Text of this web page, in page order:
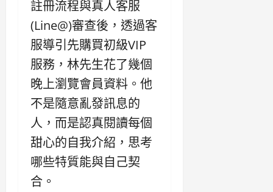
註冊流程與真人客服
(Line@)審查後，透過客
服導引先購買初級VIP
服務，林先生花了幾個
晚上瀏覽會員資料。他
不是隨意亂發訊息的
人，而是認真閱讀每個
甜心的自我介紹，思考
哪些特質能與自己契
合。